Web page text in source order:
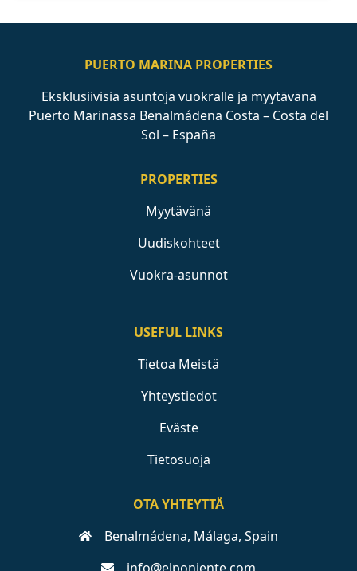
PUERTO MARINA PROPERTIES
Eksklusiivisia asuntoja vuokralle ja myytävänä
Puerto Marinassa Benalmádena Costa – Costa del
Sol – España
PROPERTIES
Myytävänä
Uudiskohteet
Vuokra-asunnot
USEFUL LINKS
Tietoa Meistä
Yhteystiedot
Eväste
Tietosuoja
OTA YHTEYTTÄ
Benalmádena, Málaga, Spain